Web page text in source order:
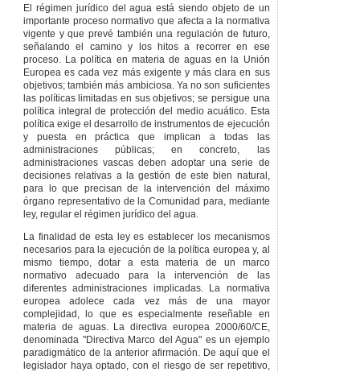
Infracciones leves.
Artículo 56 –
Infracciones graves y
muy graves.
Artículo 57– Criterios
para la determinación
y graduación de la
infracción.
Artículo 58–
Sanciones.
Artículo 59–
Procedimiento y
competencia.
Artículo 60–
Reparación del daño
causado y decomiso.
Artículo 61– Multas
coercitivas.
Artículo 62–
Competencias de
otras
administraciones.
Artículo 63–
Prohibición de obtener
subvenciones.
El régimen jurídico del agua está siendo objeto de un
importante proceso normativo que afecta a la normativa
vigente y que prevé también una regulación de futuro,
señalando el camino y los hitos a recorrer en ese
proceso. La política en materia de aguas en la Unión
Europea es cada vez más exigente y más clara en sus
objetivos; también más ambiciosa. Ya no son suficientes
las políticas limitadas en sus objetivos; se persigue una
política integral de protección del medio acuático. Esta
política exige el desarrollo de instrumentos de ejecución
y puesta en práctica que implican a todas las
administraciones públicas; en concreto, las
administraciones vascas deben adoptar una serie de
decisiones relativas a la gestión de este bien natural,
para lo que precisan de la intervención del máximo
órgano representativo de la Comunidad para, mediante
ley, regular el régimen jurídico del agua.
La finalidad de esta ley es establecer los mecanismos
necesarios para la ejecución de la política europea y, al
mismo tiempo, dotar a esta materia de un marco
normativo adecuado para la intervención de las
diferentes administraciones implicadas. La normativa
europea adolece cada vez más de una mayor
complejidad, lo que es especialmente reseñable en
materia de aguas. La directiva europea 2000/60/CE,
denominada "Directiva Marco del Agua" es un ejemplo
paradigmático de la anterior afirmación. De aquí que el
legislador haya optado, con el riesgo de ser repetitivo,